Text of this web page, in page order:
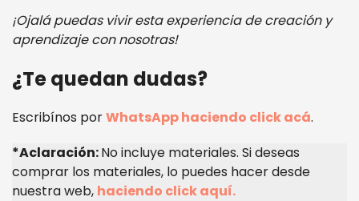
¡Ojalá puedas vivir esta experiencia de creación y
aprendizaje con nosotras!
¿Te quedan dudas?
Escribínos porWhatsApp haciendo click acá.
*Aclaración:No incluye materiales. Si deseas
comprar los materiales, lo puedes hacer desde
nuestra web, haciendo click aquí.